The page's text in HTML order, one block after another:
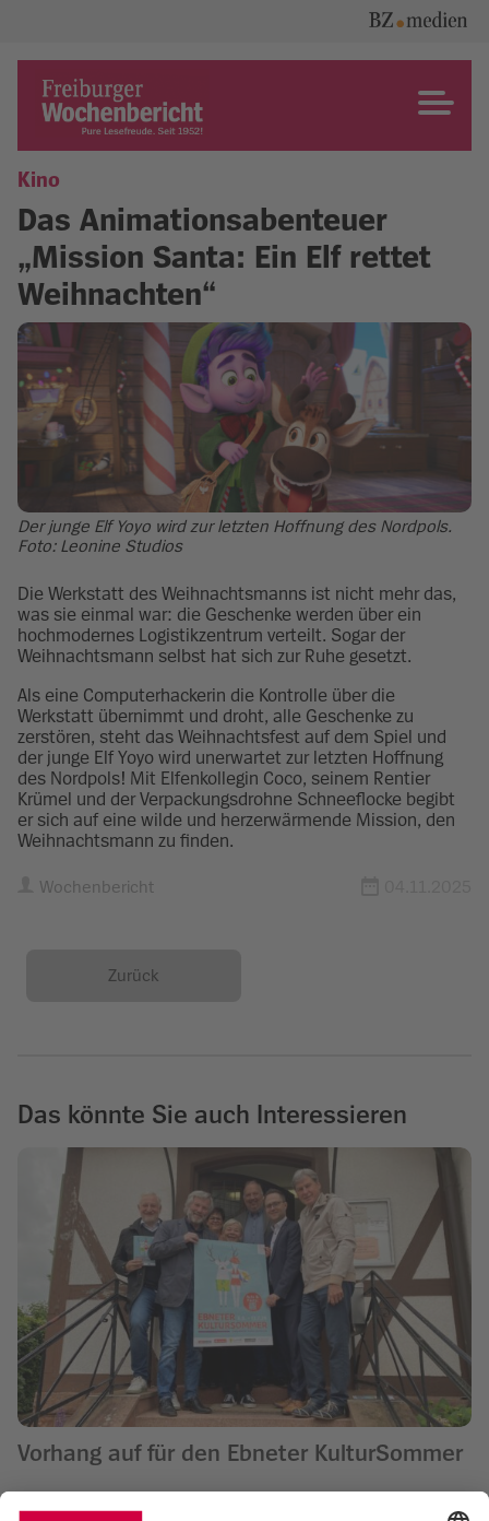
content
Freiburger Wochenbericht
Kino
Das Animationsabenteuer
„Mission Santa: Ein Elf rettet
Weihnachten“
Der junge Elf Yoyo wird zur letzten Hoffnung des Nordpols.
Foto: Leonine Studios
Die Werkstatt des Weihnachtsmanns ist nicht mehr das,
was sie einmal war: die Geschenke werden über ein
hochmodernes Logistikzentrum verteilt. Sogar der
Weihnachtsmann selbst hat sich zur Ruhe gesetzt.
Als eine Computerhackerin die Kontrolle über die
Werkstatt übernimmt und droht, alle Geschenke zu
zerstören, steht das Weihnachtsfest auf dem Spiel und
der junge Elf Yoyo wird unerwartet zur letzten Hoffnung
des Nordpols! Mit Elfenkollegin Coco, seinem Rentier
Krümel und der Verpackungsdrohne Schneeflocke begibt
er sich auf eine wilde und herzerwärmende Mission, den
Weihnachtsmann zu finden.
Wochenbericht
Zurück
Das könnte Sie auch Interessieren
Vorhang auf für den Ebneter KulturSommer